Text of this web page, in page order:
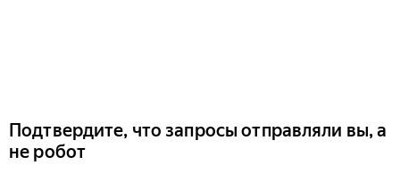
Подтвердите, что запросы отправляли вы, а
не робот